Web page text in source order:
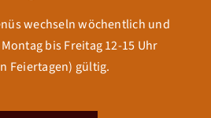
wechseln wöchentlich und
bis Freitag 12-15 Uhr
Feiertagen) gültig.